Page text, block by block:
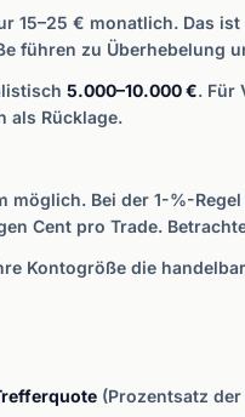
15–25 € monatlich. Das
führen zu Überhebelung
5.000–10.000 €. Für
als Rücklage.
Bei der 1-%-
Cent pro Trade.
Kontogröße die
(Prozentsatz